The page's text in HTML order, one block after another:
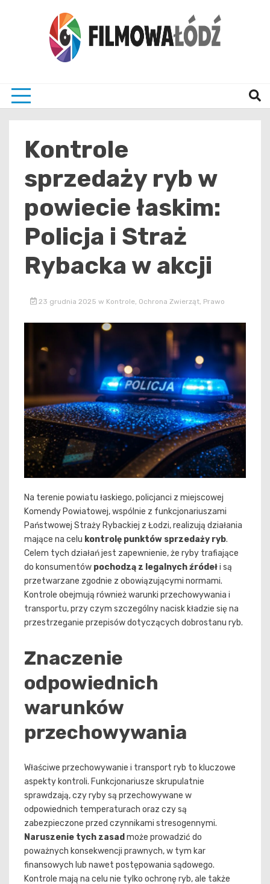
Kontrole
sprzedaży ryb w
powiecie łaskim:
Policja i Straż
Rybacka w akcji
23 grudnia 2025 w Kontrole, Ochrona Zwierząt, Prawo
Na terenie powiatu łaskiego, policjanci z miejscowej
Komendy Powiatowej, wspólnie z funkcjonariuszami
Państwowej Straży Rybackiej z Łodzi, realizują działania
mające na celu kontrolę punktów sprzedaży ryb.
Celem tych działań jest zapewnienie, że ryby trafiające
do konsumentów pochodzą z legalnych źródełi są
przetwarzane zgodnie z obowiązującymi normami.
Kontrole obejmują również warunki przechowywania i
transportu, przy czym szczególny nacisk kładzie się na
przestrzeganie przepisów dotyczących dobrostanu ryb.
Znaczenie
odpowiednich
warunków
przechowywania
Właściwe przechowywanie i transport ryb to kluczowe
aspekty kontroli. Funkcjonariusze skrupulatnie
sprawdzają, czy ryby są przechowywane w
odpowiednich temperaturach oraz czy są
zabezpieczone przed czynnikami stresogennymi.
Naruszenie tych zasadmoże prowadzić do
poważnych konsekwencji prawnych, w tym kar
finansowych lub nawet postępowania sądowego.
Kontrole mają na celu nie tylko ochronę ryb, ale także